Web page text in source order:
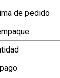
de pedido